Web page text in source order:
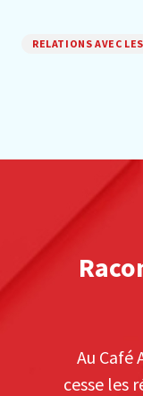
RELATIONS AVEC
Au Café
cesse les